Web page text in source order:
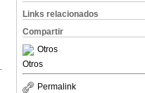
Links relacionados
Compartir
Otros
Otros
Permalink